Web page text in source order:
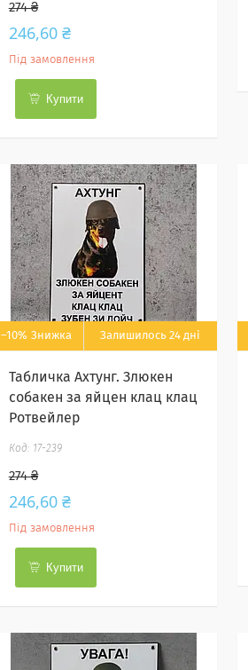
274 ₴
246,60 ₴
Під замовлення
Купити
–10% Залишилось 24 дні
Табличка Ахтунг. Злюкен
собакен за яйцен клац клац
Ротвейлер
17-239
274 ₴
246,60 ₴
Під замовлення
Купити